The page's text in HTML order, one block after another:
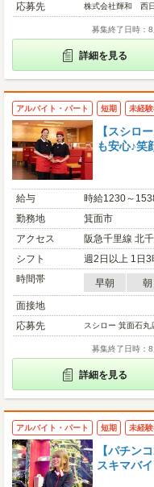
応募先
株式会社輝和 西
募集終了日時：
詳細を見る
アルバイト・パート 短期 未経
【スシロ
も安心♪笑
給与
時給1230～
勤務地
箕面市
アクセス
阪急千里線 北
シフト
週2日以上 1日3
時間帯
早朝 朝
面接地
応募先
スシロー 箕面石丸
募集終了日時：
詳細を見る
アルバイト・パート 短期 未経
【パチン
スキマバ